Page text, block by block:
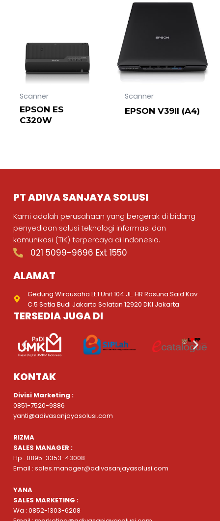
Scanner
EPSON ES
C320W
Scanner
EPSON V39II (A4)
PT ADIVA SANJAYA SOLUSI
Kami adalah perusahaan yang bergerak di bidang
penyediaan solusi teknologi informasi dan
komunikasi (TIK) terpercaya di Indonesia.
021 5099-9696 Ext 1550
ALAMAT
Gedung Wirausaha Lt.1 Unit 104 JL. HR Rasuna Said Kav.
C.5 Setia Budi Jakarta Selatan 12920 DKI Jakarta
TERSEDIA JUGA DI
KONTAK
Divisi Marketing :
0851-7520-9886
yanti@adivasanjayasolusi.com
RIZMA
SALES MANAGER :
Hp : 0895-3353-43008
Email : sales.manager@adivasanjayasolusi.com
YANA
SALES MARKETING :
Wa : 0852-1303-6208